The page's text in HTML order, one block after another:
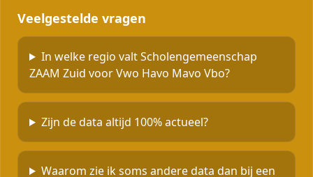
Veelgestelde vragen
In welke regio valt Scholengemeenschap
ZAAM Zuid voor Vwo Havo Mavo Vbo?
Zijn de data altijd 100% actueel?
Waarom zie ik soms andere data dan bij een